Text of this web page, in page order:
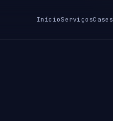
InícioServiçosCases